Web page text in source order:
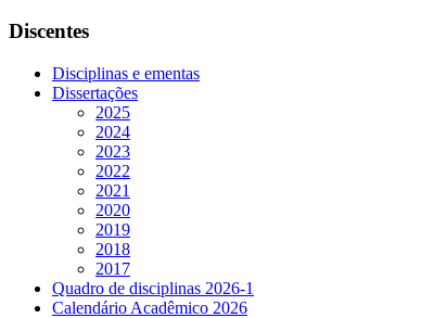
Discentes
Disciplinas e ementas
Dissertações
2025
2024
2023
2022
2021
2020
2019
2018
2017
Quadro de disciplinas 2026-1
Calendário Acadêmico 2026